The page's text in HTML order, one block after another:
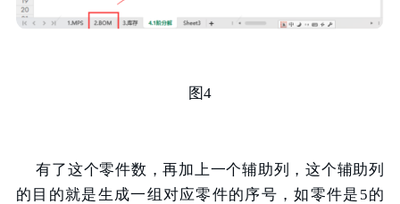
图4
有了这个零件数，再加上一个辅助列，这个辅助列
的目的就是生成一组对应零件的序号，如零件是5的